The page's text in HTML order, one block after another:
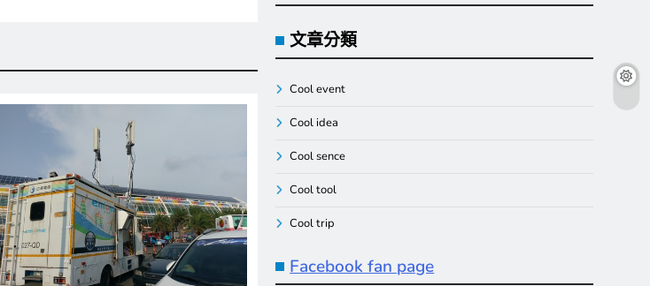
文章分類
Cool event
Cool idea
Cool sence
Cool tool
Cool trip
Facebook fan page